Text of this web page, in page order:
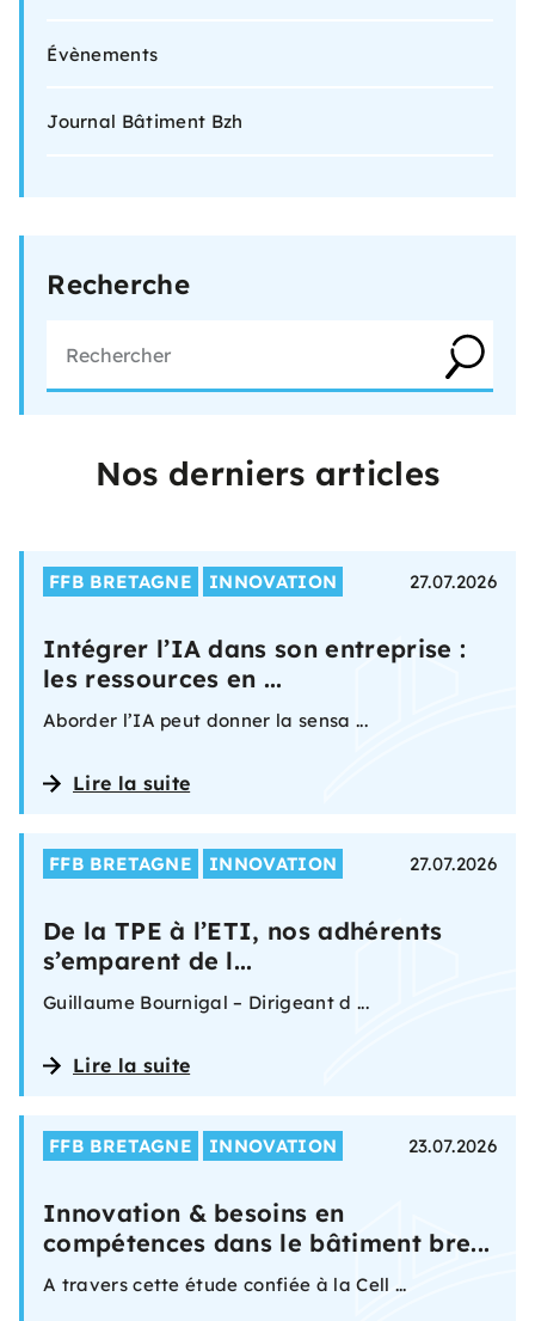
Évènements
Journal Bâtiment Bzh
Recherche
Nos derniers articles
FFB BRETAGNE INNOVATION 27.07.2026
Intégrer l’IA dans son entreprise :
les ressources en ...
Aborder l’IA peut donner la sensa ...
Lire la suite
FFB BRETAGNE INNOVATION 27.07.2026
De la TPE à l’ETI, nos adhérents
s’emparent de l...
Guillaume Bournigal – Dirigeant d ...
Lire la suite
FFB BRETAGNE INNOVATION 23.07.2026
Innovation & besoins en
compétences dans le bâtiment bre...
A travers cette étude confiée à la Cell ...